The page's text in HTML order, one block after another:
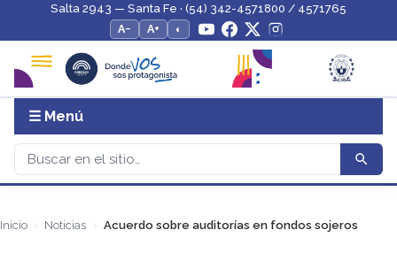
Salta 2943 — Santa Fe · (54) 342-4571800 / 4571765
A−
A+ ◐
☰ Menú
Inicio Noticias Acuerdo sobre auditorías en fondos sojeros